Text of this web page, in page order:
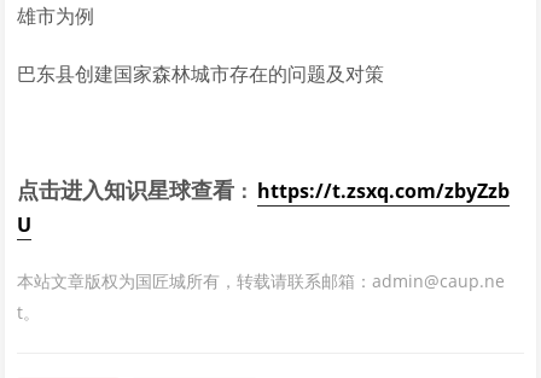
雄市为例
巴东县创建国家森林城市存在的问题及对策
点击进入知识星球查看 ： https://t.zsxq.com/zbyZzb
U
本站文章版权为国匠城所有，转载请联系邮箱：admin@caup.ne
t。